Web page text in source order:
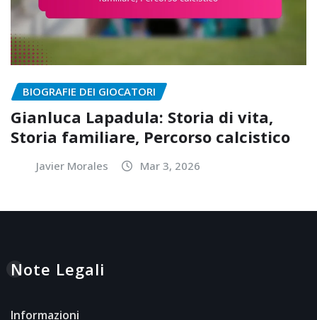
BIOGRAFIE DEI GIOCATORI
Gianluca Lapadula: Storia di vita,
Storia familiare, Percorso calcistico
Javier Morales Mar 3, 2026
Note Legali
Informazioni